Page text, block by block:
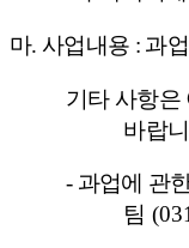
마. 사업내용 : 과
기타 사항은
바랍
- 과업에 관
팀